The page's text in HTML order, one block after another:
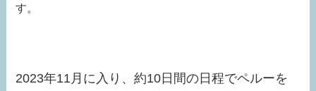
す。
2023年11月に入り、約10日間の日程でペルーを